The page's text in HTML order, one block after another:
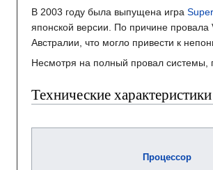
В 2003 году была выпущена игра
японской версии. По причине
Австралии, что могло привести к
Несмотря на полный провал системы,
Технические характеристики
Процессор